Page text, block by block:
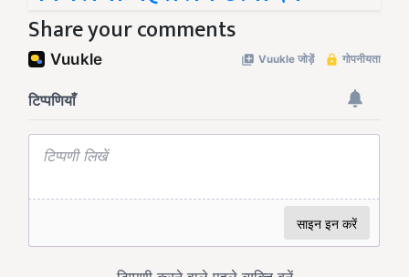
Share your comments